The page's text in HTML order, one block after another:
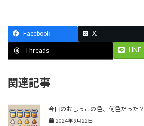
Facebook X
Threads LINE
関連記事
今日のおしっこの色、何色だった？
2024年9月22日